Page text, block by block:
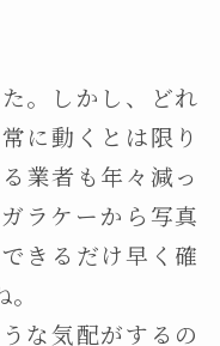
。しかし、どれ
に動くとは限り
業者も年々減っ
ラケーから写真
きるだけ早く確
な気配がするの